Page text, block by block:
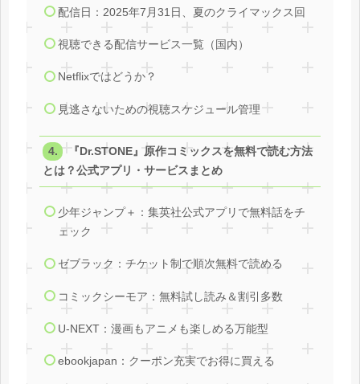
配信日：2025年7月31日、夏のクライマックス回
視聴できる配信サービス一覧（国内）
Netflixではどうか？
見逃さないための視聴スケジュール管理
『Dr.STONE』原作コミックスを無料で読む方法
とは？公式アプリ・サービスまとめ
少年ジャンプ＋：集英社公式アプリで無料話をチ
ェック
ゼブラック：チケット制で順次無料で読める
コミックシーモア：無料試し読み＆割引多数
U‑NEXT：漫画もアニメも楽しめる万能型
ebookjapan：クーポン充実でお得に買える